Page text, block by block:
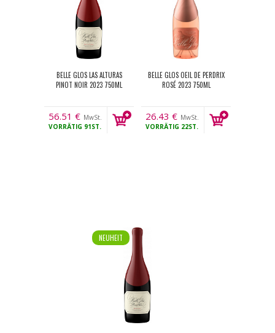
BELLE GLOS LAS ALTURAS
PINOT NOIR 2023 750ML
56.51 € MwSt.
VORRÄTIG 91ST.
BELLE GLOS OEIL DE PERDRIX
ROSÉ 2023 750ML
26.43 € MwSt.
VORRÄTIG 22ST.
NEUHEIT